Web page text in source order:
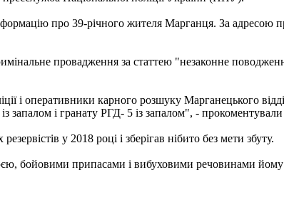
про 39-річного жителя Марганця. За адресою
провадження за статтею "незаконне
і оперативники карного розшуку Марганецького
і гранату РГД- 5 із запалом", - прокоментували
у 2018 році і зберігав нібито без мети збуту.
бойовими припасами і вибуховими речовинами